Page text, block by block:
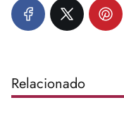
Relacionado